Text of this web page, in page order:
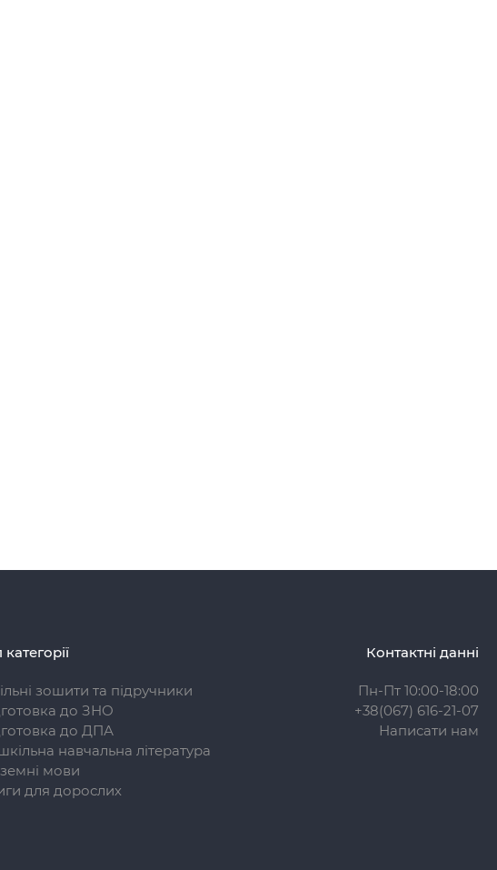
категорії
зошити та підручники
до ЗНО
до ДПА
навчальна література
мови
для дорослих
Контактні данні
Пн-Пт 10:00-18:00
+38(067) 616-21-07
Написати нам